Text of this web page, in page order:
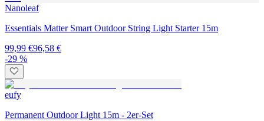
Nanoleaf
Essentials Matter Smart Outdoor String Light Starter 15m
99,99 €96,58 €
-29 %
eufy
Permanent Outdoor Light 15m - 2er-Set